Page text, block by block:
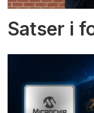
Satser i